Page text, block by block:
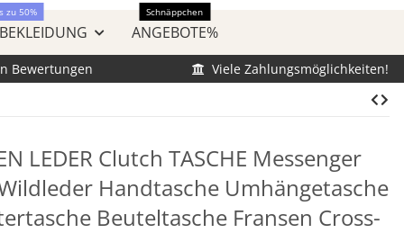
zu 50%
ANGEBOTE%
Schnäppchen
Bewertungen Viele Zahlungsmöglichkeiten!
LEDER Clutch TASCHE Messenger
Handtasche Umhängetasche
Beuteltasche Fransen Cross-